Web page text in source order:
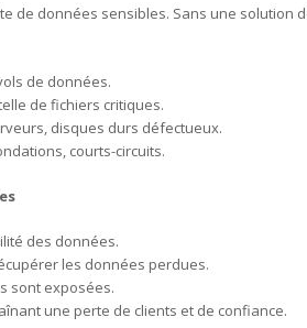
de données sensibles. Sans une solution
de données.
de fichiers critiques.
disques durs défectueux.
courts-circuits.
des données.
les données perdues.
sont exposées.
une perte de clients et de confiance.